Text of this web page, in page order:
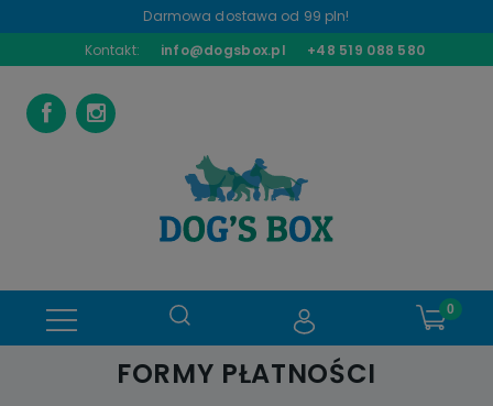
Darmowa dostawa od 99 pln!
Kontakt:
info@dogsbox.pl +48 519 088 580
FORMY PŁATNOŚCI